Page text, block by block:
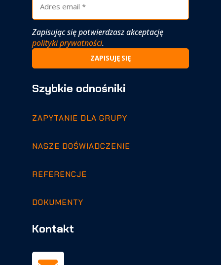
Zapisując się potwierdzasz akceptację
polityki prywatności.
Szybkie odnośniki
ZAPYTANIE DLA GRUPY
NASZE DOŚWIADCZENIE
REFERENCJE
DOKUMENTY
Kontakt